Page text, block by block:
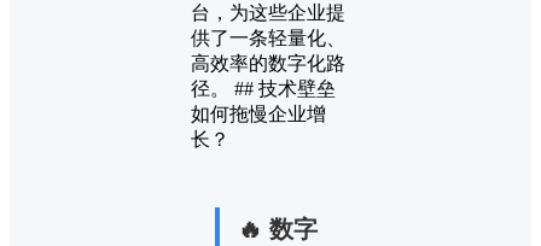
台，为这些企业提
供了一条轻量化、
高效率的数字化路
径。 ## 技术壁垒
如何拖慢企业增
长？
🔥 数字